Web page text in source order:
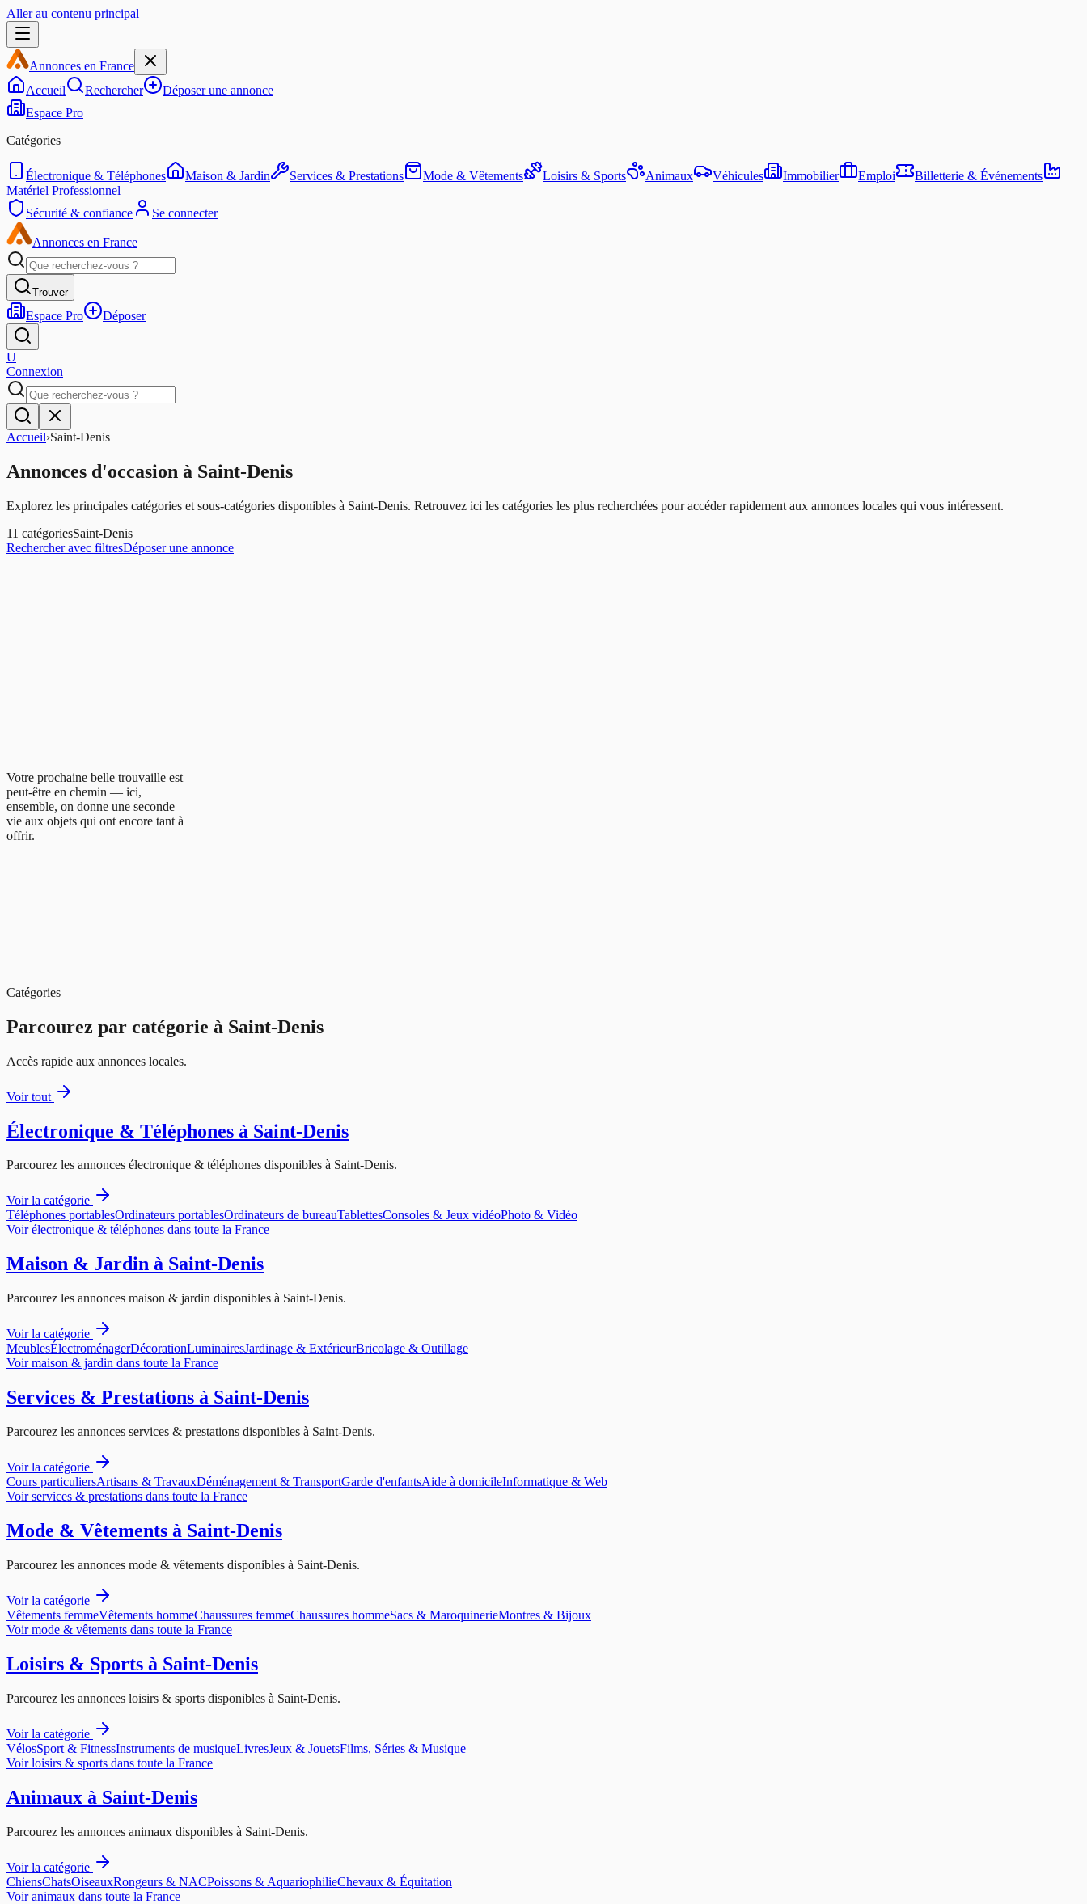
Aller au contenu principal
Annonces en France
Accueil
Rechercher
Déposer une annonce
Espace Pro
Catégories
Électronique & Téléphones Maison & Jardin Services & Prestations Mode & Vêtements Loisirs & Sports Animaux Véhicules Immobilier Emploi
Billetterie & Événements
Matériel Professionnel
Sécurité & confiance
Se connecter
Annonces en France
Trouver
Espace Pro Déposer
U
Connexion
Accueil›Saint-Denis
Annonces d'occasion à Saint-Denis
Explorez les principales catégories et sous-catégories disponibles à Saint-Denis. Retrouvez ici les catégories les plus recherchées pour accéder rapidement aux annonces locales qui vous intéressent.
11 catégoriesSaint-Denis
Rechercher avec filtresDéposer une annonce
Votre prochaine belle trouvaille est
peut-être en chemin — ici,
ensemble, on donne une seconde
vie aux objets qui ont encore tant à
offrir.
Catégories
Parcourez par catégorie à Saint-Denis
Accès rapide aux annonces locales.
Voir tout
Électronique & Téléphones à Saint-Denis
Parcourez les annonces électronique & téléphones disponibles à Saint-Denis.
Voir la catégorie
Téléphones portablesOrdinateurs portablesOrdinateurs de bureauTablettesConsoles & Jeux vidéoPhoto & Vidéo
Voirélectronique & téléphones dans toute la France
Maison & Jardin à Saint-Denis
Parcourez les annonces maison & jardin disponibles à Saint-Denis.
Voir la catégorie
MeublesÉlectroménagerDécorationLuminairesJardinage & ExtérieurBricolage & Outillage
Voirmaison & jardin dans toute la France
Services & Prestations à Saint-Denis
Parcourez les annonces services & prestations disponibles à Saint-Denis.
Voir la catégorie
Cours particuliersArtisans & TravauxDéménagement & TransportGarde d'enfantsAide à domicileInformatique & Web
Voirservices & prestations dans toute la France
Mode & Vêtements à Saint-Denis
Parcourez les annonces mode & vêtements disponibles à Saint-Denis.
Voir la catégorie
Vêtements femmeVêtements hommeChaussures femmeChaussures hommeSacs & MaroquinerieMontres & Bijoux
Voirmode & vêtements dans toute la France
Loisirs & Sports à Saint-Denis
Parcourez les annonces loisirs & sports disponibles à Saint-Denis.
Voir la catégorie
VélosSport & FitnessInstruments de musiqueLivresJeux & JouetsFilms, Séries & Musique
Voirloisirs & sports dans toute la France
Animaux à Saint-Denis
Parcourez les annonces animaux disponibles à Saint-Denis.
Voir la catégorie
ChiensChatsOiseauxRongeurs & NACPoissons & AquariophilieChevaux & Équitation
Voiranimaux dans toute la France